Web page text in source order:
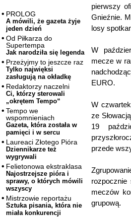
PROLOG
A mówili, że gazeta żyje
jeden dzień
Od Piłkarza do
Supertempa
Jak narodziła się legenda
Przeżyjmy to jeszcze raz
Tylko najwięksi
zasługują na okładkę
Redaktorzy naczelni
Ci, którzy sterowali
„okrętem Tempo“
Tempo we
wspomnieniach
Gazeta, która została w
pamięci i w sercu
Laureaci Złotego Pióra
Dziennikarze też
wygrywali
Felietonowa ekstraklasa
Najostrzejsze pióra i
sprawy, o których mówili
wszyscy
Mistrzowie reportażu
Sztuka pisania, która nie
miała konkurencji
pierwszy
Gnieźnie.
losy
W
mecze w
EURO.
W
ze
19
przede
rozpocznie
meczów
grupową.